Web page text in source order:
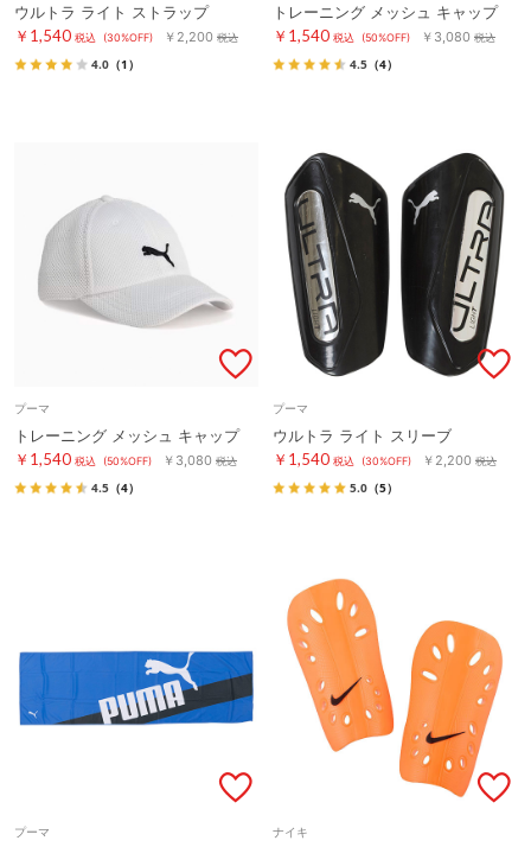
ウルトラ ライト ストラップ
￥1,540 税込 (30%OFF) ￥2,200 税込
4.0 （1）
トレーニング メッシュ キャップ
￥1,540 税込 (50%OFF) ￥3,080 税込
4.5 （4）
プーマ
トレーニング メッシュ キャップ
￥1,540 税込 (50%OFF) ￥3,080 税込
4.5 （4）
プーマ
ウルトラ ライト スリーブ
￥1,540 税込 (30%OFF) ￥2,200 税込
5.0 （5）
プーマ ナイキ